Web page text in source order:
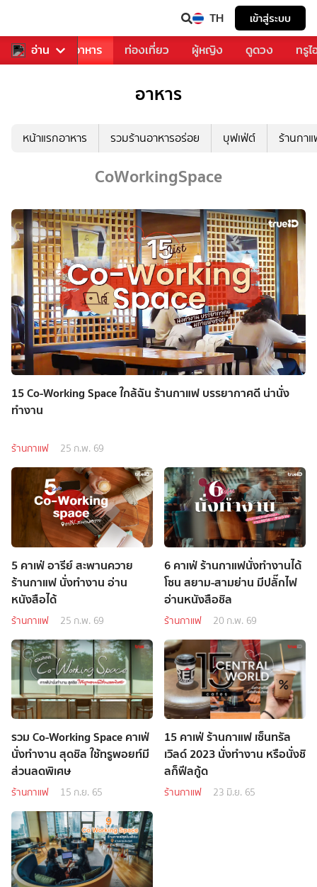
TH เข้าสู่ระบบ
อ่าน
การเพลง อาหาร ท่องเที่ยว ผู้หญิง ดูดวง ทรู
อาหาร
หน้าแรกอาหาร รวมร้านอาหารอร่อย บุฟเฟ่ต์ ร้านกา
CoWorkingSpace
15 Co-Working Space ใกล้ฉัน ร้านกาแฟ บรรยากาศดี น่านั่ง
ทำงาน
ร้านกาแฟ 25 ก.พ. 69
5 คาเฟ่ อารีย์ สะพานควาย
ร้านกาแฟ นั่งทำงาน อ่าน
หนังสือได้
ร้านกาแฟ 25 ก.พ. 69
6 คาเฟ่ ร้านกาแฟนั่งทำงานได้
โซน สยาม-สามย่าน มีปลั๊กไฟ
อ่านหนังสือชิล
ร้านกาแฟ 20 ก.พ. 69
รวม Co-Working Space คาเฟ่
นั่งทำงาน สุดชิล ใช้ทรูพอยท์มี
ส่วนลดพิเศษ
ร้านกาแฟ 15 ก.ย. 65
15 คาเฟ่ ร้านกาแฟ เซ็นทรัล
เวิลด์ 2023 นั่งทำงาน หรือนั่งชิ
ลก็ฟีลกู้ด
ร้านกาแฟ 23 มิ.ย. 65